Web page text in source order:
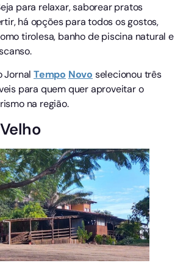
para relaxar, saborear pratos
há opções para todos os gostos,
tirolesa, banho de piscina natural e
Jornal Tempo Novo selecionou três
para quem quer aproveitar o
na região.